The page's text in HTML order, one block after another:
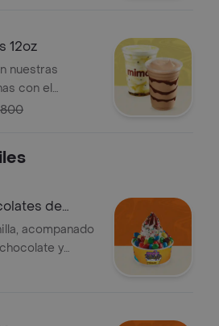
12oz
nuestras
con el
de
acompanado
y
con un toque